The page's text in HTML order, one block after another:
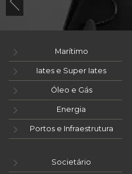
Marítimo
Iates e Super Iates
Óleo e Gás
Energia
Portos e Infraestrutura
Societário